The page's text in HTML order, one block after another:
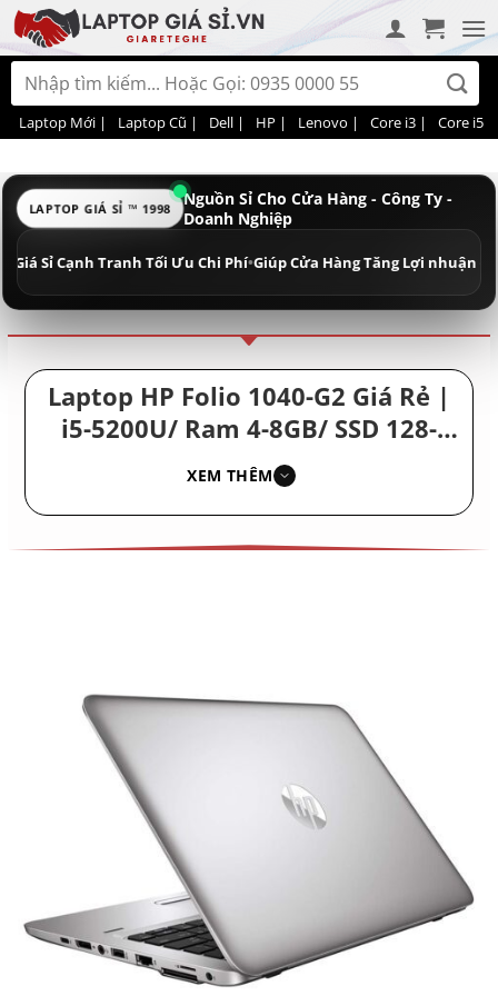
Bỏ
qua
nội
dung
Tìm
kiếm:
Laptop Mới | Laptop Cũ | Dell | HP | Lenovo | Core i3 | Core i5 |
Điều hướng Phân loại
LAPTOP GIÁ SỈ ™ 1998
Nguồn Sỉ Cho Cửa Hàng - Công Ty -
Doanh Nghiệp
Cạnh Tranh Tối Ưu Chi Phí •Giúp Cửa Hàng Tăng Lợi nhuận - Doanh
Laptop HP Folio 1040-G2 Giá Rẻ |
i5-5200U/ Ram 4-8GB/ SSD 128-
256GB/ Laptop Giá Rẻ/ Nhỏ Gọn
Giá Rẻ/ Laptop Thời Trang
XEM THÊM